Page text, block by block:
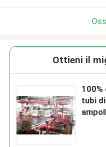
Ottieni il
tubi